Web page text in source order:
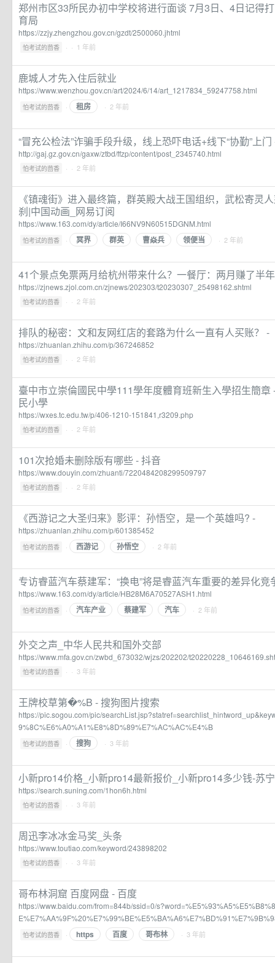
郑州市区33所民办初中学校将进行面谈 7月3日、4日记得
育局
https://zzjy.zhengzhou.gov.cn/gzdt/2500060.jhtml
怕考试的茴香 · · 1 年前
鹿城人才先入住后就业
https://www.wenzhou.gov.cn/art/2024/6/14/art_1217834_59247758.html
怕考试的茴香 · 租房 · 2 年前
“冒充公检法”诈骗手段升级，线上恐吓电话+线下“协勤”上
http://gaj.gz.gov.cn/gaxw/ztbd/ffzp/content/post_2345740.html
怕考试的茴香 · · 2 年前
《镇魂街》进入最终篇，群英殿大战王国组织，武松寄灵
刹|中国动画_网易订阅
https://www.163.com/dy/article/I66NV9N60515DGNM.html
怕考试的茴香 · 冥界 群英 曹焱兵 领便当 · 2 年前
41个景点免票两月给杭州带来什么？一餐厅：两月赚了半
https://zjnews.zjol.com.cn/zjnews/202303/t20230307_25498162.shtml
怕考试的茴香 · · 2 年前
排队的秘密：文和友网红店的套路为什么一直有人买账？ -
https://zhuanlan.zhihu.com/p/367246852
怕考试的茴香 · · 2 年前
臺中市立崇倫國民中學111學年度體育班新生入學招生簡章
民小學
https://wxes.tc.edu.tw/p/406-1210-151841,r3209.php
怕考试的茴香 · · 2 年前
101次抢婚未删除版有哪些 - 抖音
https://www.douyin.com/zhuanti/7220484208299509797
怕考试的茴香 · · 2 年前
《西游记之大圣归来》影评：孙悟空，是一个英雄吗? -
https://zhuanlan.zhihu.com/p/601385452
怕考试的茴香 · 西游记 孙悟空 · 2 年前
专访睿蓝汽车蔡建军：“换电”将是睿蓝汽车重要的差异化
https://www.163.com/dy/article/HB28M6A70527ASH1.html
怕考试的茴香 · 汽车产业 蔡建军 汽车 · 2 年前
外交之声_中华人民共和国外交部
https://www.mfa.gov.cn/zwbd_673032/wjzs/202202/
怕考试的茴香 · · 3 年前
王牌校草第�%B - 搜狗图片搜索
https://pic.sogou.com/pic/
9%8C%E6%A0%A1%E8%8D%89%E7%AC%AC%E4%B
怕考试的茴香 · 搜狗 · 3 年前
小新pro14价格_小新pro14最新报价_小新pro14多少钱-苏
https://search.suning.com/1hon6h.html
怕考试的茴香 · · 3 年前
周迅李冰冰金马奖_头条
https://www.toutiao.com/keyword/243898202
怕考试的茴香 · · 3 年前
哥布林洞窟 百度网盘 - 百度
https://www.baidu.com/from=844b/ssid=0/
怕考试的茴香 · https 百度 哥布林 · 3 年前